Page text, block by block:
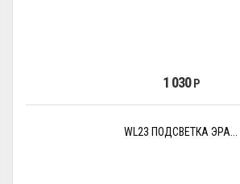
1 030 Р
WL23 ПОДСВЕТКА ЭРА...